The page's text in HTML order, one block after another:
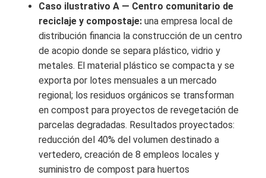
Caso ilustrativo A — Centro comunitario de
reciclaje y compostaje: una empresa local de
distribución financia la construcción de un centro
de acopio donde se separa plástico, vidrio y
metales. El material plástico se compacta y se
exporta por lotes mensuales a un mercado
regional; los residuos orgánicos se transforman
en compost para proyectos de revegetación de
parcelas degradadas. Resultados proyectados:
reducción del 40% del volumen destinado a
vertedero, creación de 8 empleos locales y
suministro de compost para huertos